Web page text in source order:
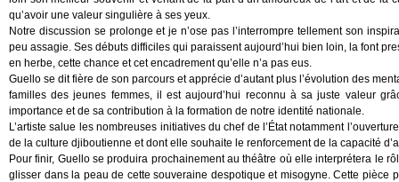
qu’avoir une valeur singulière à ses yeux.
Notre discussion se prolonge et je n’ose pas l’interrompre tellement son
peu assagie. Ses débuts difficiles qui paraissent aujourd’hui bien loin, la font
en herbe, cette chance et cet encadrement qu’elle n’a pas eus.
Guello se dit fière de son parcours et apprécie d’autant plus l’évolution des
familles des jeunes femmes, il est aujourd’hui reconnu à sa juste valeur
importance et de sa contribution à la formation de notre identité nationale.
L’artiste salue les nombreuses initiatives du chef de l’État notamment
de la culture djiboutienne et dont elle souhaite le renforcement de la capacité
Pour finir, Guello se produira prochainement au théâtre où elle interprétera le
glisser dans la peau de cette souveraine despotique et misogyne. Cette pièce